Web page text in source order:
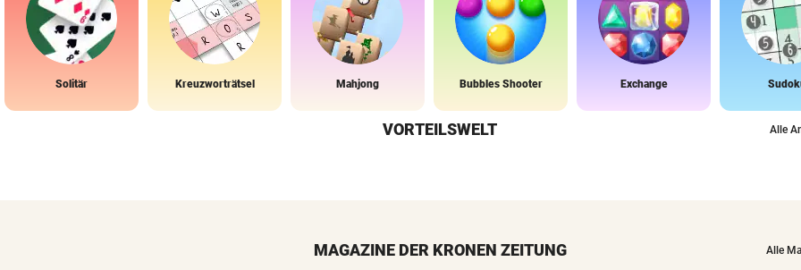
Solitär Kreuzworträtsel Mahjong Bubbles Shooter Exchange
VORTEILSWELT Alle
MAGAZINE DER KRONEN ZEITUNG Alle